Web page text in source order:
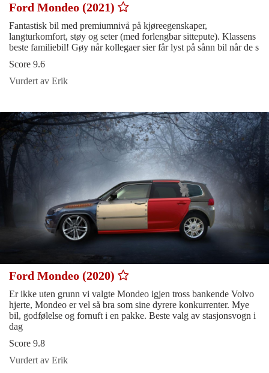
Ford Mondeo (2021)
Fantastisk bil med premiumnivå på kjøreegenskaper,
langturkomfort, støy og seter (med forlengbar sittepute). Klassens
beste familiebil! Gøy når kollegaer sier får lyst på sånn bil når de s
Score 9.6
Vurdert av Erik
Ford Mondeo (2020)
Er ikke uten grunn vi valgte Mondeo igjen tross bankende Volvo
hjerte, Mondeo er vel så bra som sine dyrere konkurrenter. Mye
bil, godfølelse og fornuft i en pakke. Beste valg av stasjonsvogn i
dag
Score 9.8
Vurdert av Erik